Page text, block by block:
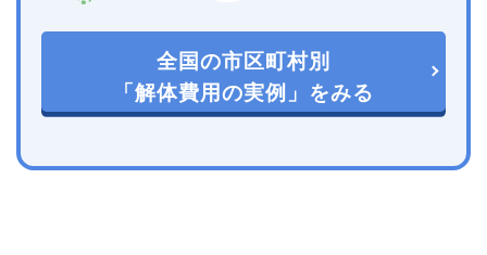
全国の市区町村別
「解体費用の実例」をみる